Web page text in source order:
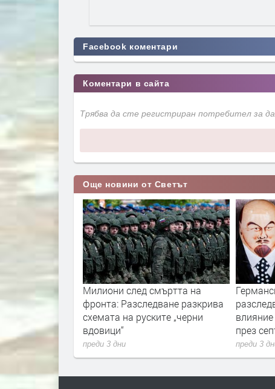
Facebook коментари
Коментари в сайта
Трябва да сте регистриран потребител за
Още новини от Светът
vs.
Милиони след смъртта на
фронта: Разследване разкрива
схемата на руските „черни
вдовици“
преди 3 дни
през
преди 3